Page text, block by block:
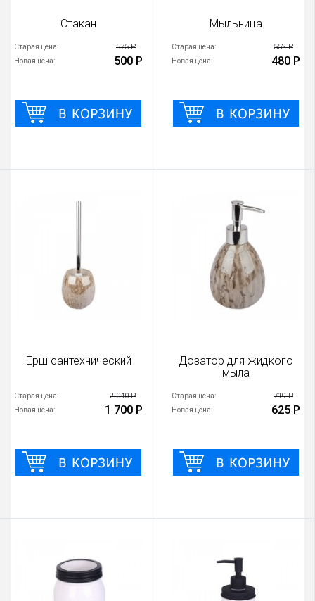
Стакан
Старая цена: 575 Р
Новая цена: 500 Р
Мыльница
Старая цена: 552 Р
Новая цена: 480 Р
Ерш сантехнический
Старая цена: 2 040 Р
Новая цена: 1 700 Р
Дозатор для жидкого
мыла
Старая цена: 719 Р
Новая цена: 625 Р